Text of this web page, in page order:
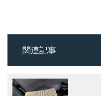
関連記事